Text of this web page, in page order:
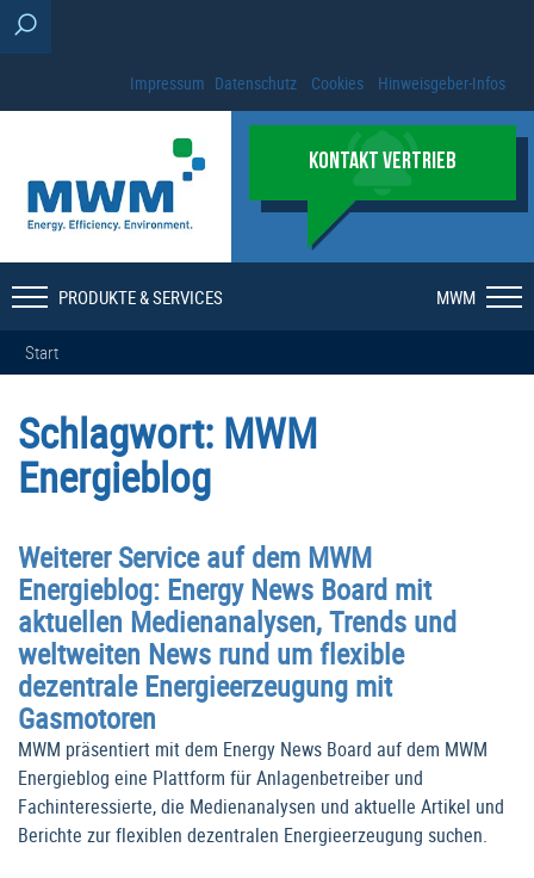
Impressum Datenschutz Cookies Hinweisgeber-Infos
KONTAKT VERTRIEB
PRODUKTE & SERVICES MWM
Start
Schlagwort: MWM
Energieblog
Weiterer Service auf dem MWM
Energieblog: Energy News Board mit
aktuellen Medienanalysen, Trends und
weltweiten News rund um flexible
dezentrale Energieerzeugung mit
Gasmotoren
MWM präsentiert mit dem Energy News Board auf dem MWM
Energieblog eine Plattform für Anlagenbetreiber und
Fachinteressierte, die Medienanalysen und aktuelle Artikel und
Berichte zur flexiblen dezentralen Energieerzeugung suchen.